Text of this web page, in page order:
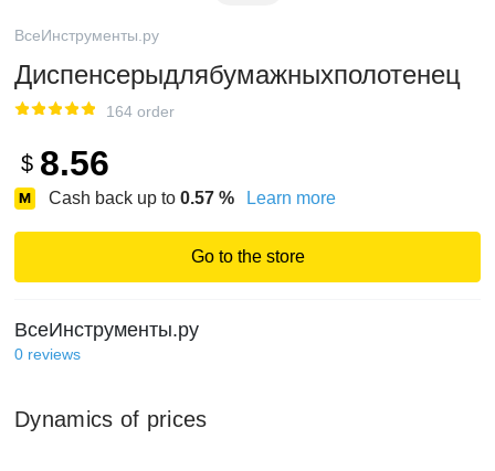
ВсеИнструменты.ру
Диспенсерыдлябумажныхполотенец
164 order
$ 8.56
Cash back up to 0.57 % Learn more
Go to the store
ВсеИнструменты.ру
0 reviews
Dynamics of prices